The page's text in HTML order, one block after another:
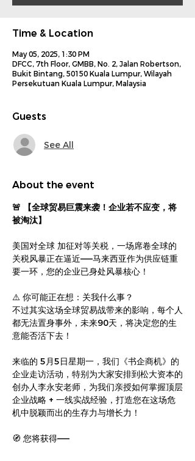
Time & Location
May 05, 2025, 1:30 PM
DFCC, 7th Floor, GMBB, No. 2, Jalan Robertson,
Bukit Bintang, 50150 Kuala Lumpur, Wilayah
Persekutuan Kuala Lumpur, Malaysia
Guests
See All
About the event
🚨 【全球贸易巨震来袭！企业若不应变，将
被淘汰】
美国对全球 加征对等关税，一场席卷全球的
关税风暴正在逼近——马来西亚作为供应链重
要一环，您的企业已身处风暴核心！
⚠️ 你可能正在想：关我什么事？
不过其实这场全球贸易战带来的影响，每个人
都无法置身事外，未来90天，将决定您的生
意能否活下去！
来临的 5月5日星期一，我们《书企商机》的
企业走访活动，特别为大家安排到松大资本的
创办人李永安老师，为我们亲授如何掌握顶层
企业战略 + 一线实战经验，打造您在这场危
机中脱颖而出的生存力与增长力！
🧭 您将获得——